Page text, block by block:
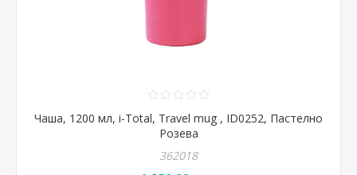
Чаша, 1200 мл, i-Total, Travel mug , ID0252, Пастелно
Розева
362018